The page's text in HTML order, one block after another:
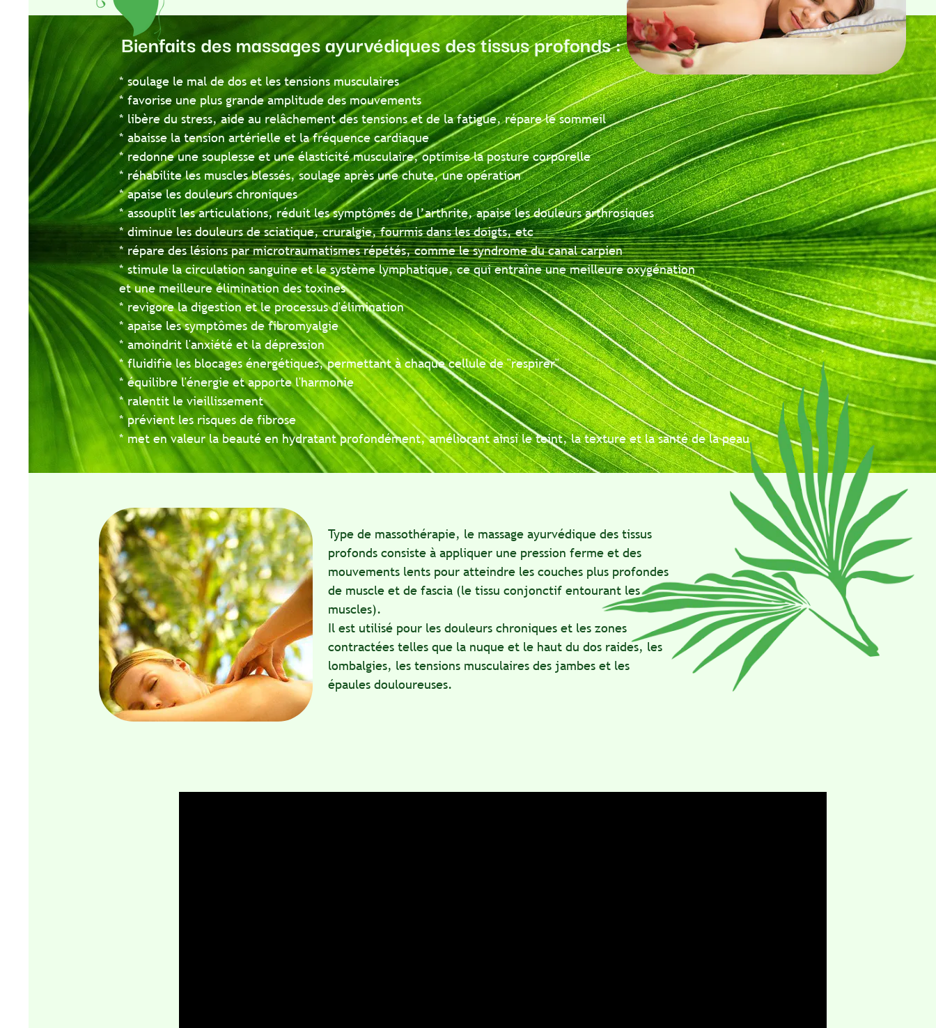
Bienfaits des massages ayurvédiques des tissus profonds :
* soulage le mal de dos et les tensions musculaires
* favorise une plus grande amplitude des mouvements
* libère du stress, aide au relâchement des tensions et de la fatigue, répare le sommeil
* abaisse la tension artérielle et la fréquence cardiaque
* redonne une souplesse et une élasticité musculaire, optimise la posture corporelle
* réhabilite les muscles blessés, soulage après une chute, une opération
* apaise les douleurs chroniques
* assouplit les articulations, réduit les symptômes de l’arthrite, apaise les douleurs arthrosiques
* diminue les douleurs de sciatique, cruralgie, fourmis dans les doigts, etc
* répare des lésions par microtraumatismes répétés, comme le syndrome du canal carpien
* stimule la circulation sanguine et le système lymphatique, ce qui entraîne une meilleure oxygénation
et une meilleure élimination des toxines
* revigore la digestion et le processus d'élimination
* apaise les symptômes de fibromyalgie
* amoindrit l'anxiété et la dépression
* fluidifie les blocages énergétiques, permettant à chaque cellule de "respirer"
* équilibre l'énergie et apporte l'harmonie
* ralentit le vieillissement
* prévient les risques de fibrose
* met en valeur la beauté en hydratant profondément, améliorant ainsi le teint, la texture et la santé de la peau
Type de massothérapie, le massage ayurvédique des tissus
profonds consiste à appliquer une pression ferme et des
mouvements lents pour atteindre les couches plus profondes
de muscle et de fascia (le tissu conjonctif entourant les
muscles).
Il est utilisé pour les douleurs chroniques et les zones
contractées telles que la nuque et le haut du dos raides, les
lombalgies, les tensions musculaires des jambes et les
épaules douloureuses.